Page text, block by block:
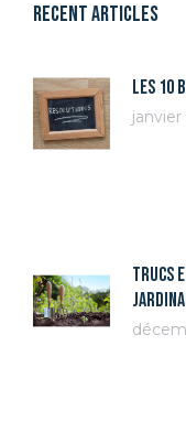
Recent articles
Les
janvier
Trucs